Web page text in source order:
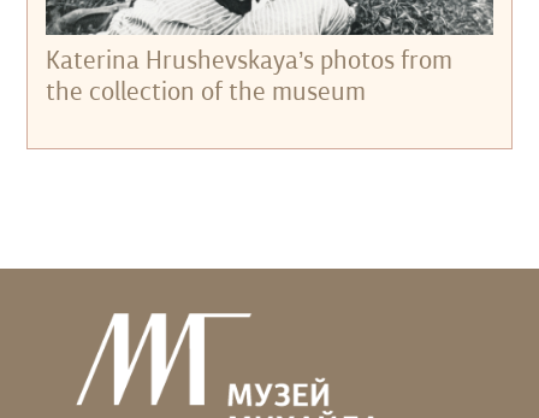
Katerina Hrushevskaya’s photos from
the collection of the museum